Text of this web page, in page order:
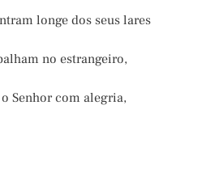
longe dos seus lares
no estrangeiro,
Senhor com alegria,